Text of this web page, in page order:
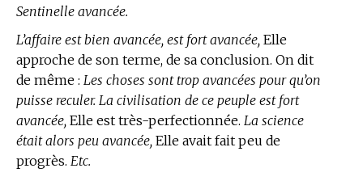
Sentinelle avancée.
L’affaire est bien avancée, est fort avancée, Elle
approche de son terme, de sa conclusion. On dit
de même : Les choses sont trop avancées pour qu’on
puisse reculer. La civilisation de ce peuple est fort
avancée, Elle est très-perfectionnée. La science
était alors peu avancée, Elle avait fait peu de
progrès. Etc.